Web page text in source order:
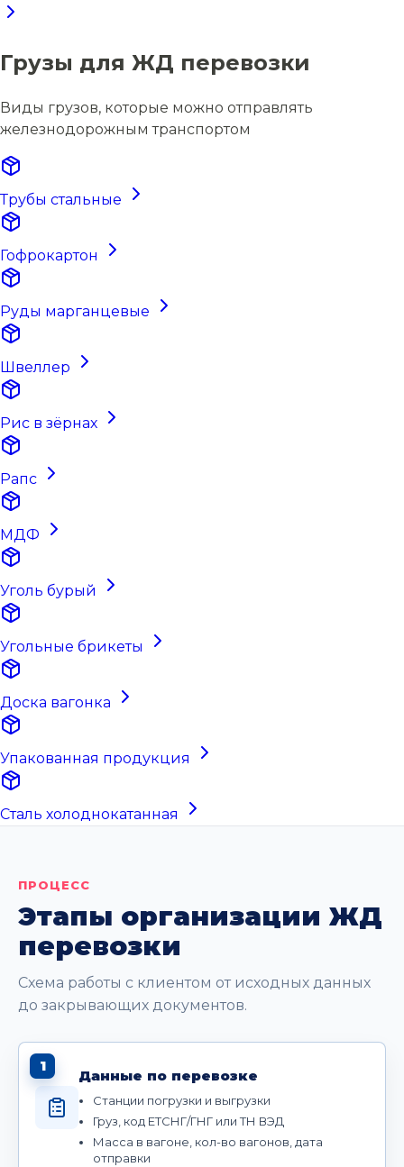
Грузы для ЖД перевозки
Виды грузов, которые можно отправлять
железнодорожным транспортом
Трубы стальные
Гофрокартон
Руды марганцевые
Швеллер
Рис в зёрнах
Рапс
МДФ
Уголь бурый
Угольные брикеты
Доска вагонка
Упакованная продукция
Сталь холоднокатанная
ПРОЦЕСС
Этапы организации ЖД
перевозки
Схема работы с клиентом от исходных данных
до закрывающих документов.
1
Данные по перевозке
Станции погрузки и выгрузки
Груз, код ЕТСНГ/ГНГ или ТН ВЭД
Масса в вагоне, кол-во вагонов, дата
отправки